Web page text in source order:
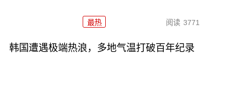
最热 阅读 3771
韩国遭遇极端热浪，多地气温打破百年纪录